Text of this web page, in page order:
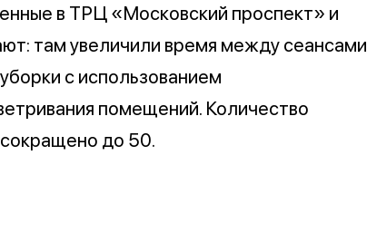
в ТРЦ «Московский проспект» и
там увеличили время между сеансами
с использованием
помещений. Количество
до 50.